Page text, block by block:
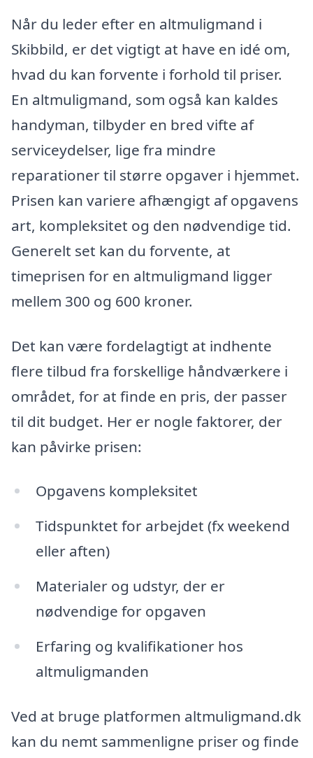
Når du leder efter en altmuligmand i
Skibbild, er det vigtigt at have en idé om,
hvad du kan forvente i forhold til priser.
En altmuligmand, som også kan kaldes
handyman, tilbyder en bred vifte af
serviceydelser, lige fra mindre
reparationer til større opgaver i hjemmet.
Prisen kan variere afhængigt af opgavens
art, kompleksitet og den nødvendige tid.
Generelt set kan du forvente, at
timeprisen for en altmuligmand ligger
mellem 300 og 600 kroner.
Det kan være fordelagtigt at indhente
flere tilbud fra forskellige håndværkere i
området, for at finde en pris, der passer
til dit budget. Her er nogle faktorer, der
kan påvirke prisen:
Opgavens kompleksitet
Tidspunktet for arbejdet (fx weekend
eller aften)
Materialer og udstyr, der er
nødvendige for opgaven
Erfaring og kvalifikationer hos
altmuligmanden
Ved at bruge platformen altmuligmand.dk
kan du nemt sammenligne priser og finde